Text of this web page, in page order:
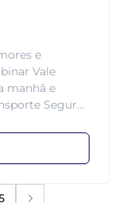
e
Vale
manhã e
Segur...